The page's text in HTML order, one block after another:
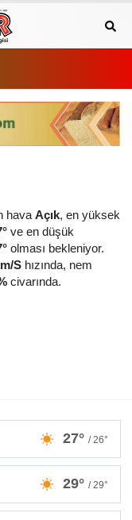
hava Açık, en yüksek
ve en düşük
olması bekleniyor.
Shızında, nem
civarında.
27° / 26°
29° / 29°